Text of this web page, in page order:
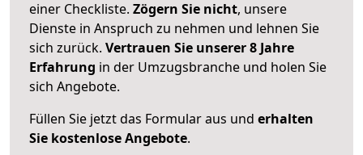
einer Checkliste. Zögern Sie nicht, unsere
Dienste in Anspruch zu nehmen und lehnen Sie
sich zurück. Vertrauen Sie unserer 8 Jahre
Erfahrung in der Umzugsbranche und holen Sie
sich Angebote.
Füllen Sie jetzt das Formular aus und erhalten
Sie kostenlose Angebote.